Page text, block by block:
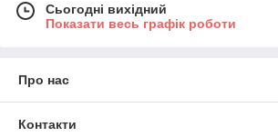
Сьогодні вихідний
Показати весь графік роботи
Про нас
Контакти